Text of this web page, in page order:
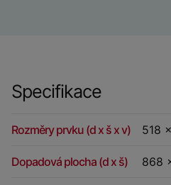
Specifikace
Rozměry prvku (d x š x v) 518
Dopadová plocha (d x š) 868